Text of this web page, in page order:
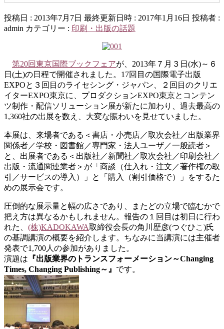
投稿日 : 2013年7月7日 最終更新日時 : 2017年1月16日 投稿者 :
admin カテゴリー : 印刷・出版の話題
第20回東京国際ブックフェアが、2013年７月３日(水)～６
日(土)の日程で開催されました。17回目の国際電子出版
EXPOと３回目のライセシング・ジャパン、２回目のクリエ
イターEXPO東京に、プロダクションEXPO東京とコンテン
ツ制作・配信ソリューション展が新たに加わり、過去最高の
1,360社の出展を数え、大変な賑わいを見せていました。
本展は、来場者である＜書店・小売店／取次会社／出版業界
関係者／学校・図書館／専門家・法人ユーザ／一般読者＞
と、出展者である＜出版社／新聞社／取次会社／印刷会社／
出版・流通関連業者＞が「商談（仕入れ・注文／著作権の取
引／サービスの導入）」と「購入（割引価格で）」をするた
めの展示会です。
圧倒的な展示量と幅の広さであり、またどの立場で臨むかで
把え方は異なるかもしれません。報告の１回目は初日に行わ
れた、 (株)KADOKAWA取締役会長の角川歴彦(つぐひこ)氏
の基調講演の概要を紹介します。ちなみに当講演には主催者
発表で1,700人の参加がありました。
演題は 『出版業界のトランスフォーメーション～Changing
Times, Changing Publishing～』 です。